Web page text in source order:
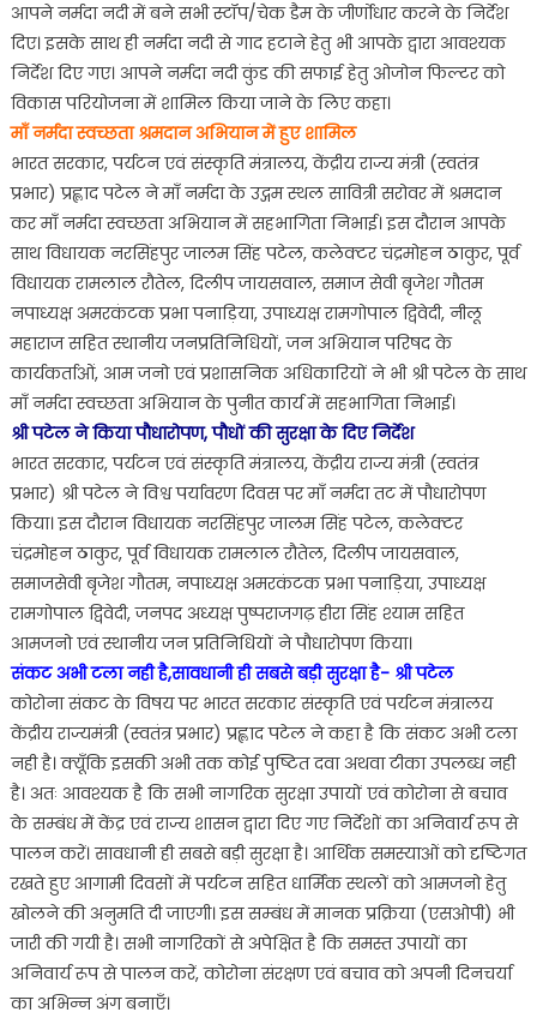
आपने नर्मदा नदी में बने सभी स्टॉप/चेक डैम के जीर्णोधार करने के निर्देश
दिए। इसके साथ ही नर्मदा नदी से गाद हटाने हेतु भी आपके द्वारा आवश्यक
निर्देश दिए गए। आपने नर्मदा नदी कुंड की सफाई हेतु ओजोन फिल्टर को
विकास परियोजना में शामिल किया जाने के लिए कहा।
माँ नर्मदा स्वच्छता श्रमदान अभियान में हुए शामिल
भारत सरकार, पर्यटन एवं संस्कृति मंत्रालय, केंद्रीय राज्य मंत्री (स्वतंत्र
प्रभार) प्रह्लाद पटेल ने माँ नर्मदा के उद्गम स्थल सावित्री सरोवर में श्रमदान
कर माँ नर्मदा स्वच्छता अभियान में सहभागिता निभाई। इस दौरान आपके
साथ विधायक नरसिंहपुर जालम सिंह पटेल, कलेक्टर चंद्रमोहन ठाकुर, पूर्व
विधायक रामलाल रौतेल, दिलीप जायसवाल, समाज सेवी बृजेश गौतम
नपाध्यक्ष अमरकंटक प्रभा पनाड़िया, उपाध्यक्ष रामगोपाल द्विवेदी, नीलू
महाराज सहित स्थानीय जनप्रतिनिधियों, जन अभियान परिषद के
कार्यकर्ताओं, आम जनो एवं प्रशासनिक अधिकारियों ने भी श्री पटेल के साथ
माँ नर्मदा स्वच्छता अभियान के पुनीत कार्य में सहभागिता निभाई।
श्री पटेल ने किया पौधारोपण, पौधों की सुरक्षा के दिए निर्देश
भारत सरकार, पर्यटन एवं संस्कृति मंत्रालय, केंद्रीय राज्य मंत्री (स्वतंत्र
प्रभार) श्री पटेल ने विश्व पर्यावरण दिवस पर माँ नर्मदा तट में पौधारोपण
किया। इस दौरान विधायक नरसिंहपुर जालम सिंह पटेल, कलेक्टर
चंद्रमोहन ठाकुर, पूर्व विधायक रामलाल रौतेल, दिलीप जायसवाल,
समाजसेवी बृजेश गौतम, नपाध्यक्ष अमरकंटक प्रभा पनाड़िया, उपाध्यक्ष
रामगोपाल द्विवेदी, जनपद अध्यक्ष पुष्पराजगढ़ हीरा सिंह श्याम सहित
आमजनो एवं स्थानीय जन प्रतिनिधियों ने पौधारोपण किया।
संकट अभी टला नही है,सावधानी ही सबसे बड़ी सुरक्षा है- श्री पटेल
कोरोना संकट के विषय पर भारत सरकार संस्कृति एवं पर्यटन मंत्रालय
केंद्रीय राज्यमंत्री (स्वतंत्र प्रभार) प्रह्लाद पटेल ने कहा है कि संकट अभी टला
नही है। क्यूँकि इसकी अभी तक कोई पुष्टित दवा अथवा टीका उपलब्ध नही
है। अतः आवश्यक है कि सभी नागरिक सुरक्षा उपायों एवं कोरोना से बचाव
के सम्बंध में केंद्र एवं राज्य शासन द्वारा दिए गए निर्देशों का अनिवार्य रूप से
पालन करें। सावधानी ही सबसे बड़ी सुरक्षा है। आर्थिक समस्याओं को दृष्टिगत
रखते हुए आगामी दिवसों में पर्यटन सहित धार्मिक स्थलों को आमजनो हेतु
खोलने की अनुमति दी जाएगी। इस सम्बंध में मानक प्रक्रिया (एसओपी) भी
जारी की गयी है। सभी नागरिकों से अपेक्षित है कि समस्त उपायों का
अनिवार्य रूप से पालन करें, कोरोना संरक्षण एवं बचाव को अपनी दिनचर्या
का अभिन्न अंग बनाएँ।